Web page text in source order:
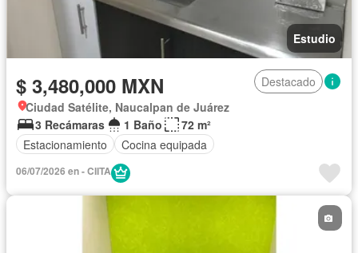
Estudio
$ 3,480,000 MXN
Destacado
Ciudad Satélite, Naucalpan de Juárez
3 Recámaras
1 Baño
72 m²
Estacionamiento
Cocina equipada
06/07/2026 en - CIITA